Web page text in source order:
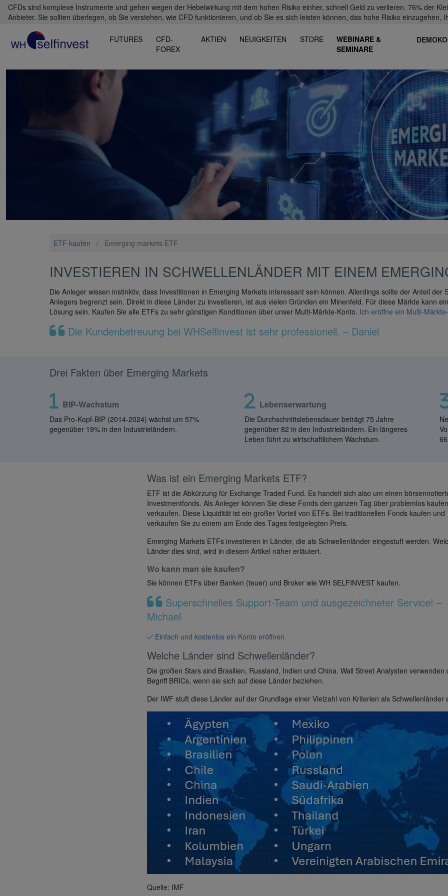
CFDs sind komplexe Instrumente und gehen wegen der Hebelwirkung mit dem hohen Risiko einher, schnell Geld zu verlieren. 76% der
Anbieter. Sie sollten überlegen, ob Sie verstehen, wie CFD funktionieren, und ob Sie es sich leisten können, das hohe Risiko einzugehen,
FUTURES
CFD-
FOREX
AKTIEN NEUIGKEITEN STORE
WEBINARE &
SEMINARE
ETF kaufen / Emerging markets ETF
INVESTIEREN IN SCHWELLENLÄNDER MIT EINEM
Die Anleger wissen instinktiv, dass Investitionen in Emerging Markets interessant sein können. Allerdings sollte der Anteil der
Anlegers begrenzt sein. Direkt in diese Länder zu investieren, ist aus vielen Gründen ein Minenfeld. Für diese Märkte kann
Lösung sein. Kaufen Sie alle ETFs zu sehr günstigen Konditionen über unser Multi-Märkte-Konto. Ich eröffne ein Multi-
Die Kundenbetreuung bei WHSelfinvest ist sehr professionell. – Daniel
Drei Fakten über Emerging Markets
BIP-Wachstum
Das Pro-Kopf-BIP (2014-2024) wächst um 57%
gegenüber 19% in den Industrieländern.
Lebenserwartung
Die Durchschnittslebensdauer beträgt 75 Jahre
gegenüber 82 in den Industrieländern. Ein längeres
Leben führt zu wirtschaftlichem Wachstum.
Was ist ein Emerging Markets ETF?
ETF ist die Abkürzung für Exchange Traded Fund. Es handelt sich also um einen
Investmentfonds. Als Anleger können Sie diese Fonds den ganzen Tag über problemlos
verkaufen. Diese Liquidität ist ein großer Vorteil von ETFs. Bei traditionellen Fonds kaufen und
verkaufen Sie zu einem am Ende des Tages festgelegten Preis.
Emerging Markets ETFs investieren in Länder, die als Schwellenländer eingestuft werden.
Länder dies sind, wird in diesem Artikel näher erläutert.
Wo kann man sie kaufen?
Sie können ETFs über Banken (teuer) und Broker wie WH SELFINVEST kaufen.
Superschnelles Support-Team und ausgezeichneter Service! –
Michael
Einfach und kostenlos ein Konto eröffnen.
Welche Länder sind Schwellenländer?
Die großen Stars sind Brasilien, Russland, Indien und China. Wall Street Analysten verwenden
Begriff BRICs, wenn sie sich auf diese Länder beziehen.
Der IWF stuft diese Länder auf der Grundlage einer Vielzahl von Kriterien als Schwellenländer
Quelle: IMF